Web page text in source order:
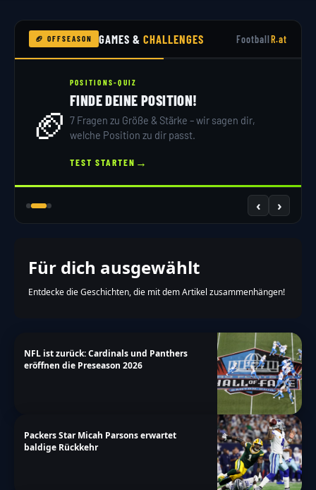
🏈 OFFSEASON GAMES &CHALLENGES FootballR.at
🏈
POSITIONS-QUIZ
FINDE DEINE POSITION!
7 Fragen zu Größe & Stärke – wir sagen dir,
welche Position zu dir passt.
TEST STARTEN →
‹ ›
Für dich ausgewählt
Entdecke die Geschichten, die mit dem Artikel zusammenhängen!
NFL ist zurück: Cardinals und Panthers
eröffnen die Preseason 2026
Packers Star Micah Parsons erwartet
baldige Rückkehr